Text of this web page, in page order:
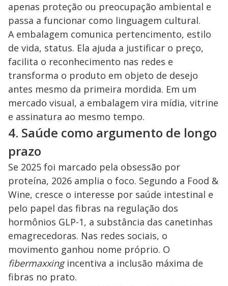
apenas proteção ou preocupação ambiental e
passa a funcionar como linguagem cultural.
A embalagem comunica pertencimento, estilo
de vida, status. Ela ajuda a justificar o preço,
facilita o reconhecimento nas redes e
transforma o produto em objeto de desejo
antes mesmo da primeira mordida. Em um
mercado visual, a embalagem vira mídia, vitrine
e assinatura ao mesmo tempo.
4. Saúde como argumento de longo
prazo
Se 2025 foi marcado pela obsessão por
proteína, 2026 amplia o foco. Segundo a Food &
Wine, cresce o interesse por saúde intestinal e
pelo papel das fibras na regulação dos
hormônios GLP-1, a substância das canetinhas
emagrecedoras. Nas redes sociais, o
movimento ganhou nome próprio. O
fibermaxxingincentiva a inclusão máxima de
fibras no prato.